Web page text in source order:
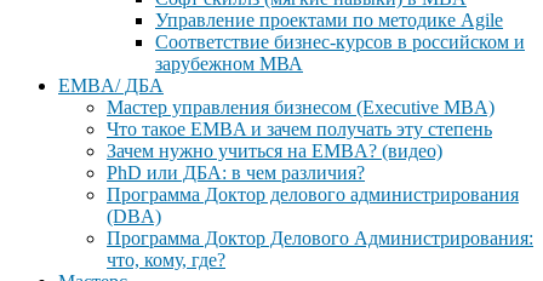
Управление проектами по методике Agile
Соответствие бизнес-курсов в российском и
зарубежном МВА
EMBA/ ДБA
Мастер управления бизнесом (Executive MBA)
Что такое EMBA и зачем получать эту степень
Зачем нужно учиться на EMBA? (видео)
PhD или ДБА: в чем различия?
Программа Доктор делового администрирования
(DBА)
Программа Доктор Делового Администрирования:
что, кому, где?